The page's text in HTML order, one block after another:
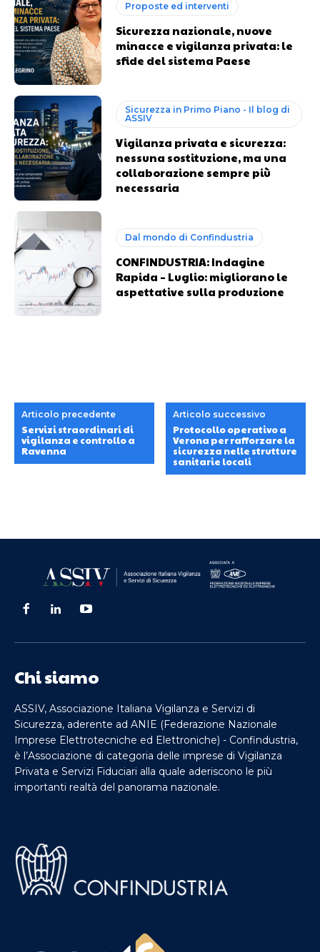
Proposte ed interventi
Sicurezza nazionale, nuove
minacce e vigilanza privata: le
sfide del sistema Paese
Sicurezza in Primo Piano - Il blog di
ASSIV
Vigilanza privata e sicurezza:
nessuna sostituzione, ma una
collaborazione sempre più
necessaria
Dal mondo di Confindustria
CONFINDUSTRIA: Indagine
Rapida – Luglio: migliorano le
aspettative sulla produzione
Articolo precedente
Servizi straordinari di
vigilanza e controllo a
Ravenna
Articolo successivo
Protocollo operativo a
Verona per rafforzare la
sicurezza nelle strutture
sanitarie locali
Chi siamo
ASSIV, Associazione Italiana Vigilanza e Servizi di
Sicurezza, aderente ad ANIE (Federazione Nazionale
Imprese Elettrotecniche ed Elettroniche) - Confindustria,
è l’Associazione di categoria delle imprese di Vigilanza
Privata e Servizi Fiduciari alla quale aderiscono le più
importanti realtà del panorama nazionale.